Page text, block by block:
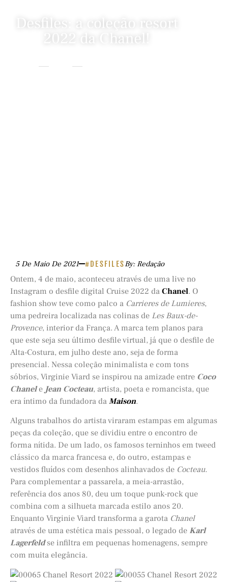
Desfiles: a coleção resort
2022 da Chanel!
Desfiles Desfiles: A Coleção Resort 2022 Da Chanel!
5 De Maio De 2021 #DESFILESBy: Redação
Ontem, 4 de maio, aconteceu através de uma live no
Instagram o desfile digital Cruise 2022 da Chanel. O
fashion show teve como palco a Carrieres de Lumieres,
uma pedreira localizada nas colinas de Les Baux-de-
Provence, interior da França. A marca tem planos para
que este seja seu último desfile virtual, já que o desfile de
Alta-Costura, em julho deste ano, seja de forma
presencial. Nessa coleção minimalista e com tons
sóbrios, Virginie Viard se inspirou na amizade entre Coco
Chanele Jean Cocteau, artista, poeta e romancista, que
era íntimo da fundadora da Maison.
Alguns trabalhos do artista viraram estampas em algumas
peças da coleção, que se dividiu entre o encontro de
forma nítida. De um lado, os famosos terninhos em tweed
clássico da marca francesa e, do outro, estampas e
vestidos fluídos com desenhos alinhavados de Cocteau.
Para complementar a passarela, a meia-arrastão,
referência dos anos 80, deu um toque punk-rock que
combina com a silhueta marcada estilo anos 20.
Enquanto Virginie Viard transforma a garota Chanel
através de uma estética mais pessoal, o legado de Karl
Lagerfeldse infiltra em pequenas homenagens, sempre
com muita elegância.